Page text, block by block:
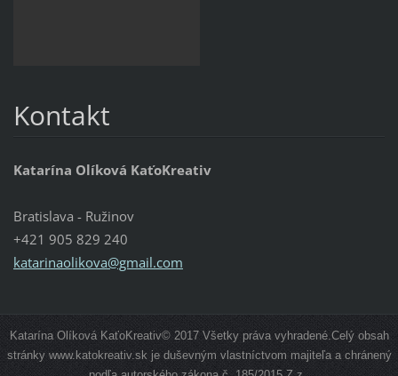
Kontakt
Katarína Olíková KaťoKreativ
Bratislava - Ružinov
+421 905 829 240
katarinaolikova@gmail.com
Katarína Olíková KaťoKreativ© 2017 Všetky práva vyhradené.Celý obsah
stránky www.katokreativ.sk je duševným vlastníctvom majiteľa a chránený